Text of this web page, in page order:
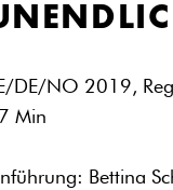
DE/NO 2019,
Min
Bettina